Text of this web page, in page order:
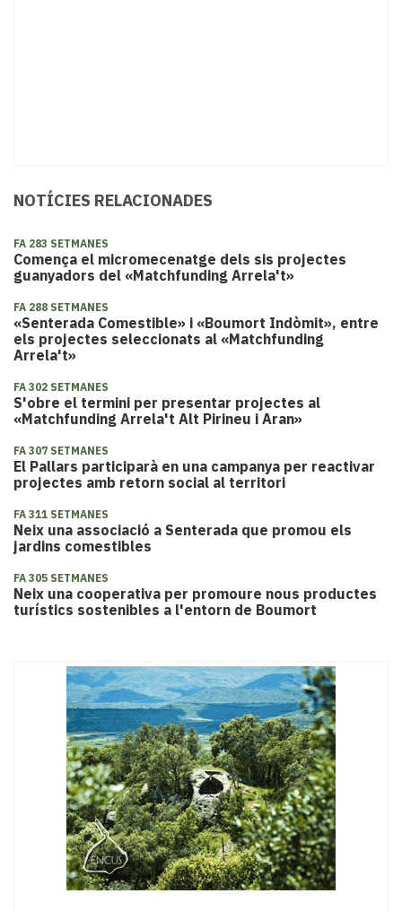
NOTÍCIES RELACIONADES
FA 283 SETMANES
Comença el micromecenatge dels sis projectes
guanyadors del «Matchfunding Arrela't»
FA 288 SETMANES
«Senterada Comestible» i «Boumort Indòmit», entre
els projectes seleccionats al «Matchfunding
Arrela't»
FA 302 SETMANES
S'obre el termini per presentar projectes al
«Matchfunding Arrela't Alt Pirineu i Aran»
FA 307 SETMANES
El Pallars participarà en una campanya per reactivar
projectes amb retorn social al territori
FA 311 SETMANES
Neix una associació a Senterada que promou els
jardins comestibles
FA 305 SETMANES
Neix una cooperativa per promoure nous productes
turístics sostenibles a l'entorn de Boumort